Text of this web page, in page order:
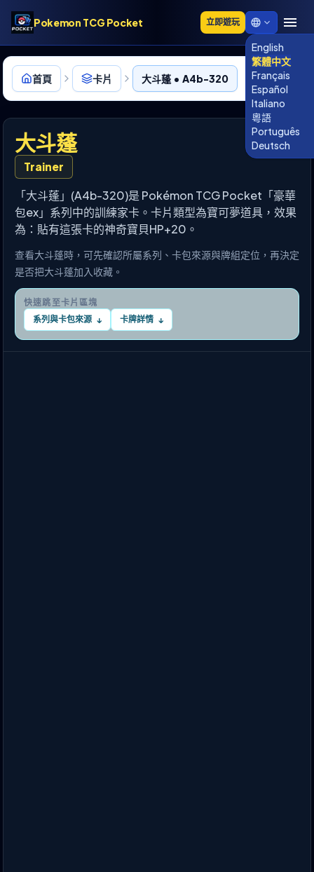
Pokemon TCG Pocket 立即遊玩
English
繁體中文
Français
Español
Italiano
粵語
Português
Deutsch
首頁 卡片 大斗蓬 • A4b-320
大斗蓬
Trainer
「大斗蓬」(A4b-320)是 Pokémon TCG Pocket「豪華
包ex」系列中的訓練家卡。卡片類型為寶可夢道具，效果
為：貼有這張卡的神奇寶貝HP+20。
查看大斗蓬時，可先確認所屬系列、卡包來源與牌組定位，再決定
是否把大斗蓬加入收藏。
快速跳至卡片區塊
系列與卡包來源 ↓ 卡牌詳情 ↓